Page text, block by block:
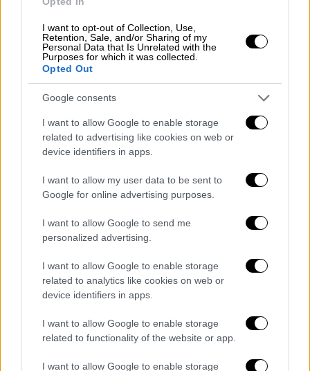
I want to opt-out of Collection, Use,
Retention, Sale, and/or Sharing of my
Personal Data that Is Unrelated with the
Purposes for which it was collected.
Opted Out
Google consents
I want to allow Google to enable storage
related to advertising like cookies on web or
device identifiers in apps.
I want to allow my user data to be sent to
Google for online advertising purposes.
I want to allow Google to send me
personalized advertising.
I want to allow Google to enable storage
related to analytics like cookies on web or
device identifiers in apps.
I want to allow Google to enable storage
related to functionality of the website or app.
I want to allow Google to enable storage
-Ναι, ναι. Πού είσαι;;;
-Αθήνα.
-Τι κάνεις εκεί;
-Τώρα… έχουμε βγει πήραμε να φάμε τώρα.
-Με τον Θανάση.
-Τι ώρα θα γυρίσεις;
-Δεν ξέρω, τι θες;
-Έχεις φύγει από νωρίς έχεις (ακατάληπτο)…
- Ντάξει έλα γεια γεια…».
Ακολούθως ο ίδιος συνομιλεί με άγνωστο
άτομο και αναφέρει στον συνομιλητή του ότι
μόλις τώρα τελείωσε και ότι έγινε σόου: